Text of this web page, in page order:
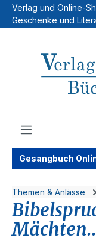
Zum Hauptinhalt
Verlag und Online-
Geschenke und
Gesangbuch
Themen & Anlässe